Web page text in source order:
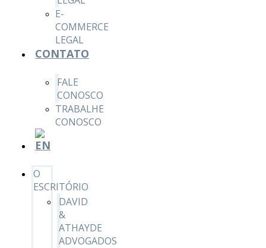
E-
COMMERCE
LEGAL
CONTATO
FALE
CONOSCO
TRABALHE
CONOSCO
O
ESCRITÓRIO
DAVID
&
ATHAYDE
ADVOGADOS